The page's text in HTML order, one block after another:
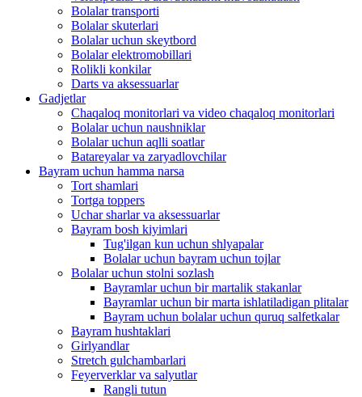
Bolalar transporti
Bolalar skuterlari
Bolalar uchun skeytbord
Bolalar elektromobillari
Rolikli konkilar
Darts va aksessuarlar
Gadjetlar
Chaqaloq monitorlari va video chaqaloq monitorlari
Bolalar uchun naushniklar
Bolalar uchun aqlli soatlar
Batareyalar va zaryadlovchilar
Bayram uchun hamma narsa
Tort shamlari
Tortga toppers
Uchar sharlar va aksessuarlar
Bayram bosh kiyimlari
Tug'ilgan kun uchun shlyapalar
Bolalar uchun bayram uchun tojlar
Bolalar uchun stolni sozlash
Bayramlar uchun bir martalik stakanlar
Bayramlar uchun bir marta ishlatiladigan plitalar
Bayram uchun bolalar uchun quruq salfetkalar
Bayram hushtaklari
Girlyandlar
Stretch gulchambarlari
Feyerverklar va salyutlar
Rangli tutun